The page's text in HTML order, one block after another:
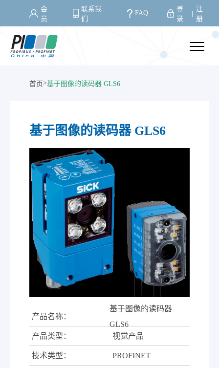
会
员
联系我
们
FAQ
登
录
注
册
首页>基于图像的读码器 GLS6
基于图像的读码器 GLS6
产品名称：
基于图像的读码器
GLS6
产品类型：
视觉产品
技术类型： PROFINET